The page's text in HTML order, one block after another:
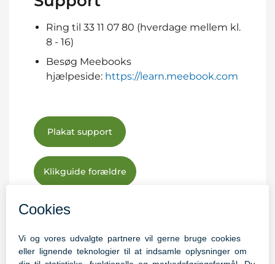
Ring til 33 11 07 80 (hverdage mellem kl.
8 - 16)
Besøg Meebooks
hjælpeside: https://learn.meebook.com
Plakat support
Klikguide forældre
Support og vejledning (Meebook)